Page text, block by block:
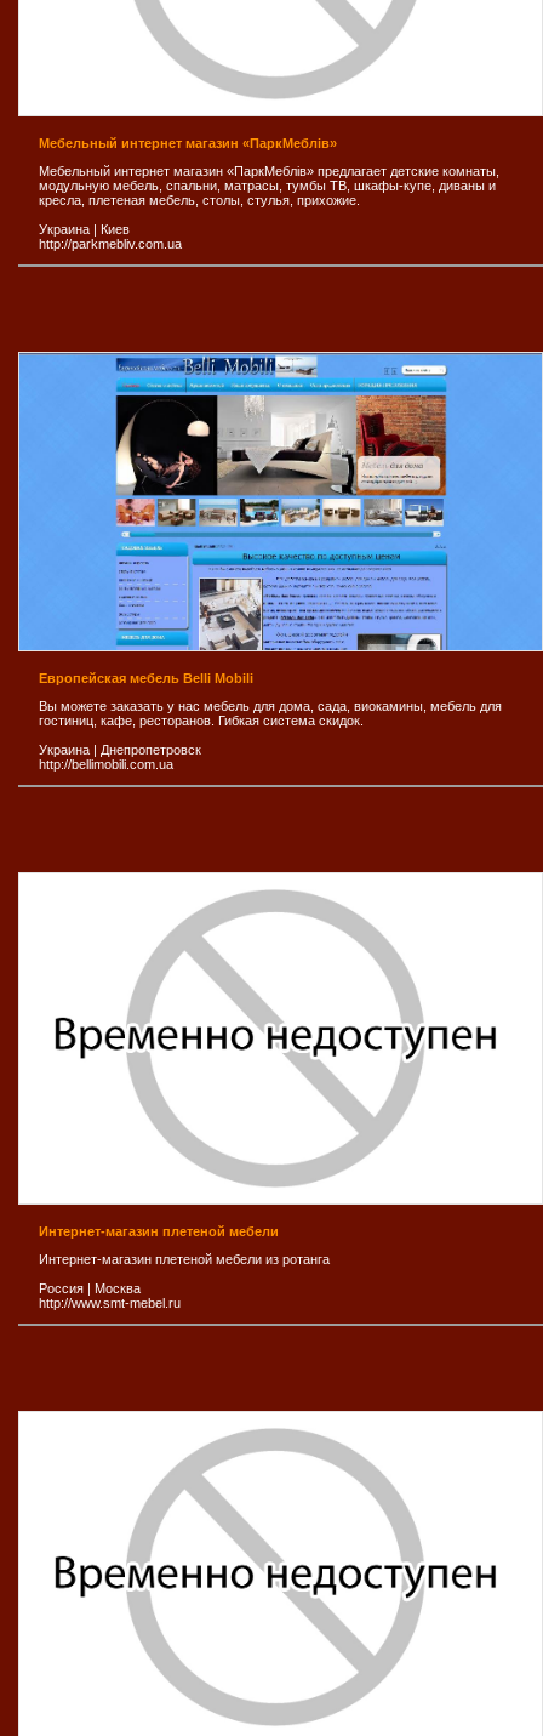
Мебельный интернет магазин «ПаркМеблів»
Мебельный интернет магазин «ПаркМеблів» предлагает детские комнаты,
модульную мебель, спальни, матрасы, тумбы ТВ, шкафы-купе, диваны и
кресла, плетеная мебель, столы, стулья, прихожие.
Украина
Киев
http://parkmebliv.com.ua
Европейская мебель Belli Mobili
Вы можете заказать у нас мебель для дома, сада, виокамины, мебель для
гостиниц, кафе, ресторанов. Гибкая система скидок.
Украина
Днепропетровск
http://bellimobili.com.ua
Интернет-магазин плетеной мебели
Интернет-магазин плетеной мебели из ротанга
Россия
Москва
http://www.smt-mebel.ru